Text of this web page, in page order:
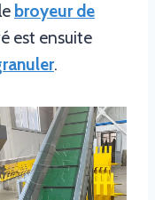
broyeur de
est ensuite
.